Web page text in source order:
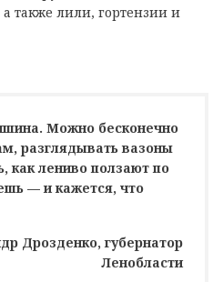
а также лили, гортензии и
Можно бесконечно
разглядывать вазоны
как лениво ползают по
— и кажется, что
Дрозденко, губернатор
Ленобласти